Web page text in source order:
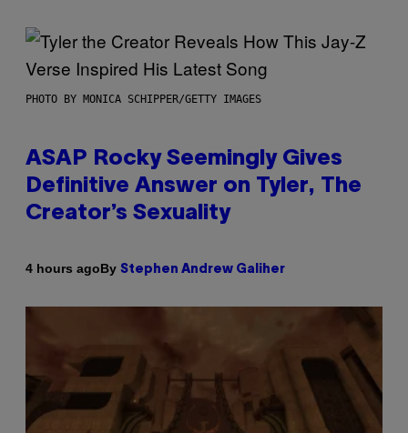
PHOTO BY MONICA SCHIPPER/GETTY IMAGES
ASAP Rocky Seemingly Gives
Definitive Answer on Tyler, The
Creator’s Sexuality
4 hours agoBy Stephen Andrew Galiher